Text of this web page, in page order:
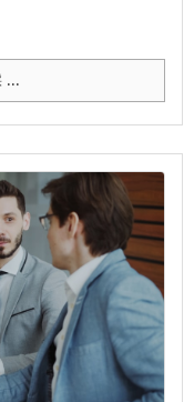
...